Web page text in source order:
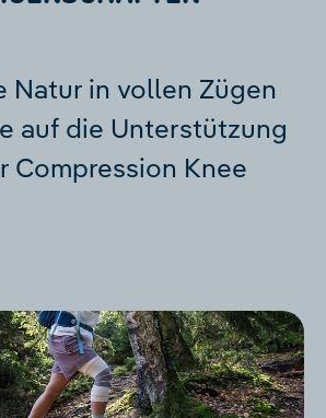
Natur in vollen Zügen
auf die Unterstützung
Compression Knee